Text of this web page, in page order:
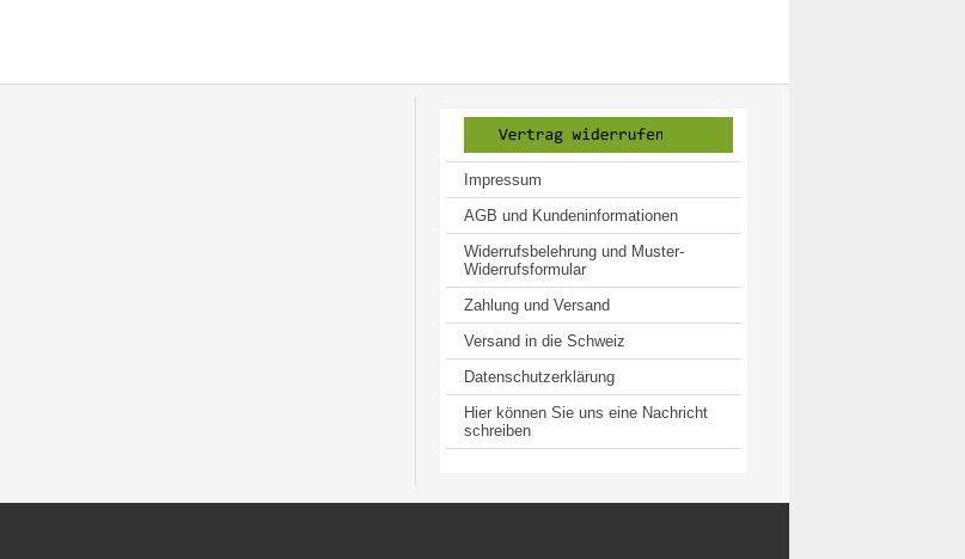
Impressum
AGB und Kundeninformationen
Widerrufsbelehrung und Muster-
Widerrufsformular
Zahlung und Versand
Versand in die Schweiz
Datenschutzerklärung
Hier können Sie uns eine Nachricht
schreiben